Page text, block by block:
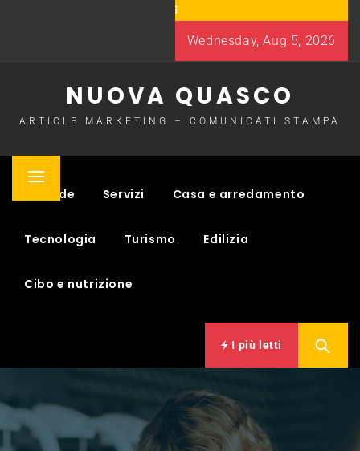
Wednesday, Aug 5, 2026
NUOVA QUASCO
ARTICLE MARKETING – COMUNICATI STAMPA
Primary
Aziende Servizi Casa e arredamento
Tecnologia Turismo Edilizia
Cibo e nutrizione
I più letti